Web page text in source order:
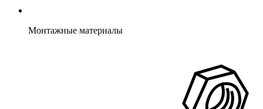
Монтажные материалы